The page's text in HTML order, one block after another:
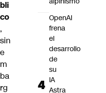
bli
co
,
sin
e
m
ba
rg
OpenAI
frena
el
desarrollo
de
su
IA
Astra